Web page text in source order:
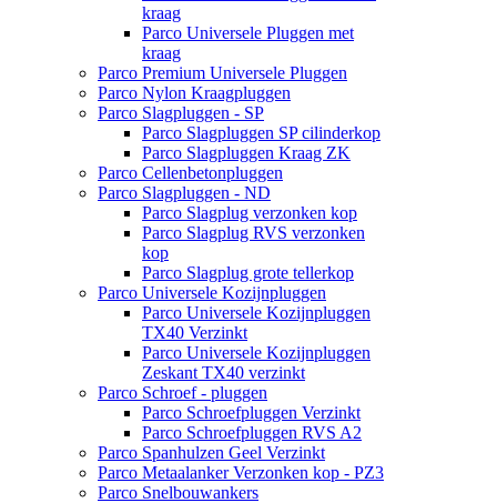
kraag
Parco Universele Pluggen met
kraag
Parco Premium Universele Pluggen
Parco Nylon Kraagpluggen
Parco Slagpluggen - SP
Parco Slagpluggen SP cilinderkop
Parco Slagpluggen Kraag ZK
Parco Cellenbetonpluggen
Parco Slagpluggen - ND
Parco Slagplug verzonken kop
Parco Slagplug RVS verzonken
kop
Parco Slagplug grote tellerkop
Parco Universele Kozijnpluggen
Parco Universele Kozijnpluggen
TX40 Verzinkt
Parco Universele Kozijnpluggen
Zeskant TX40 verzinkt
Parco Schroef - pluggen
Parco Schroefpluggen Verzinkt
Parco Schroefpluggen RVS A2
Parco Spanhulzen Geel Verzinkt
Parco Metaalanker Verzonken kop - PZ3
Parco Snelbouwankers